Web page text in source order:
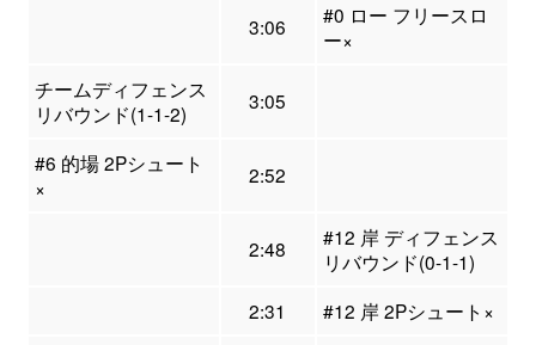
3:06
#0 ロー フリースロ
ー×
チームディフェンス
リバウンド(1-1-2)
3:05
#6 的場 2Pシュート
×
2:52
2:48
#12 岸 ディフェンス
リバウンド(0-1-1)
2:31
#12 岸 2Pシュート×